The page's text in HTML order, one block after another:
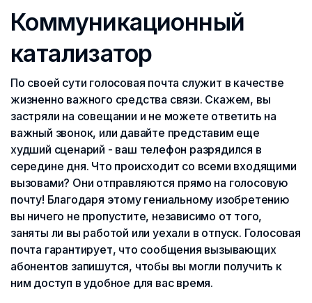
Коммуникационный
катализатор
По своей сути голосовая почта служит в качестве
жизненно важного средства связи. Скажем, вы
застряли на совещании и не можете ответить на
важный звонок, или давайте представим еще
худший сценарий - ваш телефон разрядился в
середине дня. Что происходит со всеми входящими
вызовами? Они отправляются прямо на голосовую
почту! Благодаря этому гениальному изобретению
вы ничего не пропустите, независимо от того,
заняты ли вы работой или уехали в отпуск. Голосовая
почта гарантирует, что сообщения вызывающих
абонентов запишутся, чтобы вы могли получить к
ним доступ в удобное для вас время.